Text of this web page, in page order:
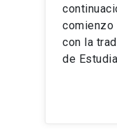
comienzo
con la
de